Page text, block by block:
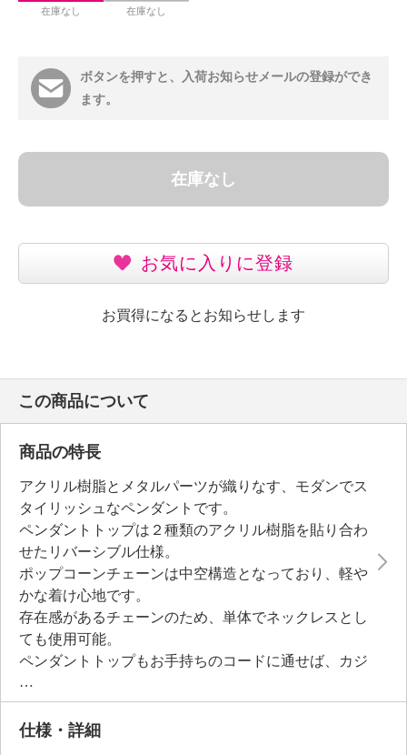
在庫なし 在庫なし
ボタンを押すと、入荷お知らせメールの登録ができ
ます。
在庫なし
お気に入りに登録
お買得になるとお知らせします
この商品について
商品の特長
アクリル樹脂とメタルパーツが織りなす、モダンでス
タイリッシュなペンダントです。
ペンダントトップは２種類のアクリル樹脂を貼り合わ
せたリバーシブル仕様。
ポップコーンチェーンは中空構造となっており、軽や
かな着け心地です。
存在感があるチェーンのため、単体でネックレスとし
ても使用可能。
ペンダントトップもお手持ちのコードに通せば、カジ
ュアルな雰囲気にアレンジできます。
アジャスター付きなので、シーンやスタイルに合わせ
て長さ調節が楽しめるのもポイント。
仕様・詳細